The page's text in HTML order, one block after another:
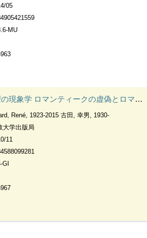
05
MU
象学 ロマンティークの虚偽とロマネスクの真実 叢書・ウニベルシタス
René, 1923-2015 古田, 幸男, 1930-
大学出版局
11
GI